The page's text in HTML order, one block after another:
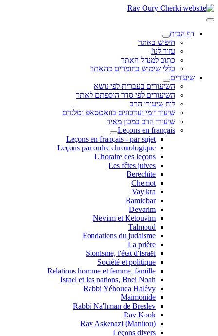
דף הבית
חיפוש באתר
עזור לנו!
כתוב למנהל האתר
כללי שימוש בחומרים מהאתר
שיעורים
השיעורים בעברית לפי נושא
השיעורים לפי סדר הוספתם לאתר
לוח שיעורי הרב
שיעור יומי ועדכונים בוואטסאפ וטלגרם
שיעורי הרב במכון מאיר
Leçons en français
Leçons en français - par sujet
Leçons par ordre chronologique
L'horaire des leçons
Les fêtes juives
Berechite
Chemot
Vayikra
Bamidbar
Devarim
Neviim et Ketouvim
Talmoud
Fondations du judaisme
La prière
Sionisme, l'état d'Israël
Société et politique
Relations homme et femme, famille
Israel et les nations, Bnei Noah
Rabbi Yéhouda Halévy
Maimonide
Rabbi Na'hman de Breslev
Rav Kook
(Rav Askenazi (Manitou
Leçons divers